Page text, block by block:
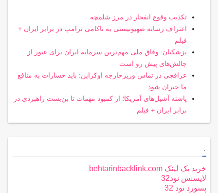
تکذیب وقوع انفجار در مرز شلمچه
اعتراف رسانه صهیونیستی به ناکامی ترامپ در برابر ایران +
فیلم
پزشکیان: وفاق ملی مهم‌ترین سرمایه ایران برای عبور از
چالش‌های پیش رو است
عراقچی در تماس وزیرخارجه اوکراین: باید خسارات به منافع
ما جبران شود
پاشنه آشیل‌های آمریکا؛ از کمبود مهمات تا بن‌بست راهبردی در
برابر ایران + فیلم
.
خرید بک لینک behtarinbacklink.com
لایسنس نود32
پسورد نود 32